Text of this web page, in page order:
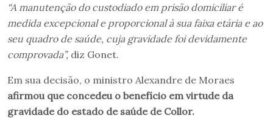
“A manutenção do custodiado em prisão domiciliar é
medida excepcional e proporcional à sua faixa etária e ao
seu quadro de saúde, cuja gravidade foi devidamente
comprovada”, diz Gonet.
Em sua decisão, o ministro Alexandre de Moraes
afirmou que concedeu o benefício em virtude da
gravidade do estado de saúde de Collor.